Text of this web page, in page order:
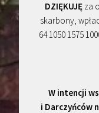
DZIĘKUJĘza
skarbony,
64 1050 1575
W intencji
i Darczyńców